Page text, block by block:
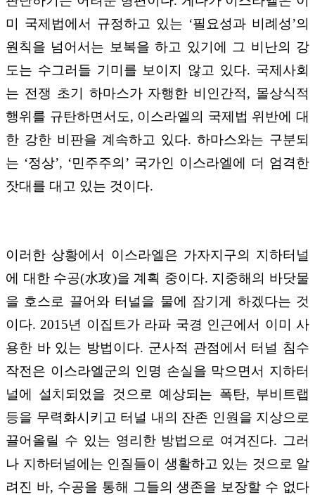
미 국제법에서 규정하고 있는 ‘필요성과 비례성’의
원칙을 넘어서는 보복을 하고 있기에 그 비난의 강
도는 수그러들 기미를 보이지 않고 있다. 국제사회
는 전쟁 초기 하마스가 자행한 비인간적, 몰상식적
행위를 규탄하면서도, 이스라엘의 국제법 위반에 대
한 강한 비판을 계속하고 있다. 하마스와는 구분되
는 ‘정상’, ‘민주주의’ 국가인 이스라엘에 더 엄격한
잣대를 대고 있는 것이다.
이러한 상황에서 이스라엘은 가자지구의 지하터널
에 대한 수공(水攻)을 계획 중이다. 지중해의 바닷물
을 호스로 끌어와 터널을 물에 잠기게 하겠다는 것
이다. 2015년 이집트가 라파 국경 인근에서 이미 사
용한 바 있는 방법이다. 군사적 관점에서 터널 침수
작전은 이스라엘군의 인명 손실을 막으면서 지하터
널에 설치되었을 것으로 예상되는 폭탄, 부비트랩
등을 무력화시키고 터널 내의 잔존 인원을 지상으로
끌어올릴 수 있는 영리한 방법으로 여겨진다. 그러
나 지하터널에는 인질들이 생활하고 있는 것으로 알
려진 바, 수공을 통해 그들의 생존을 보장할 수 없다